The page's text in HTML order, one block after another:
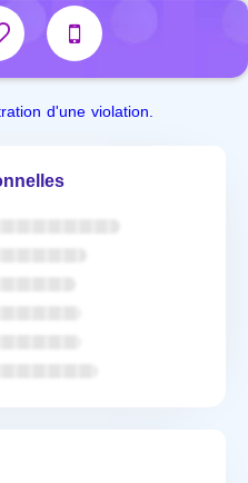
d'une violation.